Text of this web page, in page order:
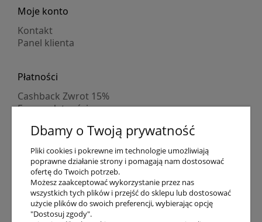
Moje konto
Kontakt
Panel klienta
Płatności
Cashback Zwrot 15%
Formy płatności
Numer konta
PayPo kupujesz, nie płacisz
Progi rabatowe
Promocje
Dostawa
Dbamy o Twoją prywatność
Pliki cookies i pokrewne im technologie umożliwiają
poprawne działanie strony i pomagają nam dostosować
ofertę do Twoich potrzeb.
Możesz zaakceptować wykorzystanie przez nas
wszystkich tych plików i przejść do sklepu lub dostosować
użycie plików do swoich preferencji, wybierając opcję
"Dostosuj zgody".